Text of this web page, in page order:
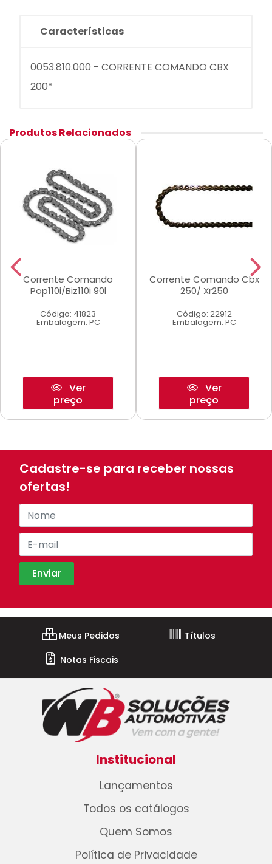
Características
0053.810.000 - CORRENTE COMANDO CBX
200*
Produtos Relacionados
Corrente Comando
Pop110i/Biz110i 90l
Código: 41823
Embalagem: PC
Ver
preço
Corrente Comando Cbx
250/ Xr250
Código: 22912
Embalagem: PC
Ver
preço
Cadastre-se para receber nossas
ofertas!
Meus Pedidos
Títulos
Notas Fiscais
Institucional
Lançamentos
Todos os catálogos
Quem Somos
Política de Privacidade